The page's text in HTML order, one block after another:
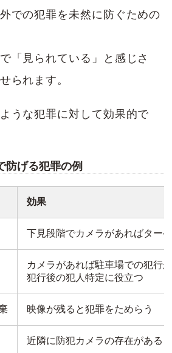
での犯罪を未然に防ぐための
「見られている」と感じさ
られます。
うな犯罪に対して効果的で
防げる犯罪の例
効果
下見段階でカメラがあればター
カメラがあれば駐車場での犯行
犯行後の犯人特定に役立つ
映像が残ると犯罪をためらう
近隣に防犯カメラの存在がある